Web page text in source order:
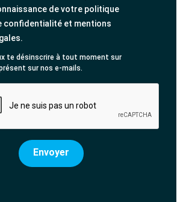
de votre politique
confidentialité et mentions
te désinscrire à tout moment sur
sur nos e-mails.
Envoyer